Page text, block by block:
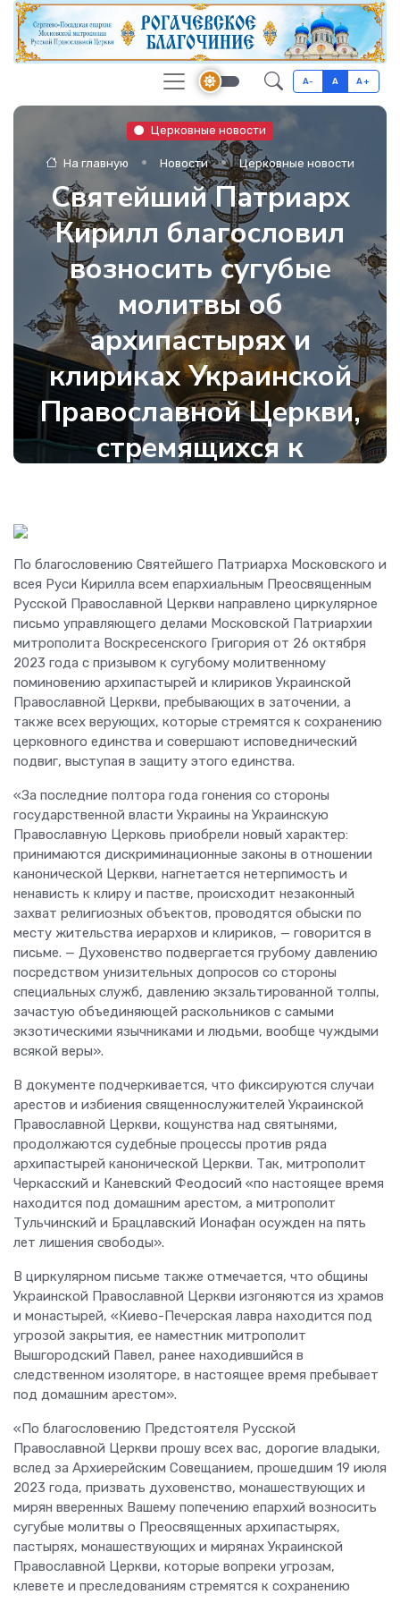
A- A A+
Церковные новости
На главную Новости Церковные новости
Святейший Патриарх
Кирилл благословил
возносить сугубые
молитвы об
архипастырях и
клириках Украинской
Православной Церкви,
стремящихся к
По благословению Святейшего Патриарха Московского и
всея Руси Кирилла всем епархиальным Преосвященным
Русской Православной Церкви направлено циркулярное
письмо управляющего делами Московской Патриархии
митрополита Воскресенского Григория от 26 октября
2023 года с призывом к сугубому молитвенному
поминовению архипастырей и клириков Украинской
Православной Церкви, пребывающих в заточении, а
также всех верующих, которые стремятся к сохранению
церковного единства и совершают исповеднический
подвиг, выступая в защиту этого единства.
«За последние полтора года гонения со стороны
государственной власти Украины на Украинскую
Православную Церковь приобрели новый характер:
принимаются дискриминационные законы в отношении
канонической Церкви, нагнетается нетерпимость и
ненависть к клиру и пастве, происходит незаконный
захват религиозных объектов, проводятся обыски по
месту жительства иерархов и клириков, — говорится в
письме. — Духовенство подвергается грубому давлению
посредством унизительных допросов со стороны
специальных служб, давлению экзальтированной толпы,
зачастую объединяющей раскольников с самыми
экзотическими язычниками и людьми, вообще чуждыми
всякой веры».
В документе подчеркивается, что фиксируются случаи
арестов и избиения священнослужителей Украинской
Православной Церкви, кощунства над святынями,
продолжаются судебные процессы против ряда
архипастырей канонической Церкви. Так, митрополит
Черкасский и Каневский Феодосий «по настоящее время
находится под домашним арестом, а митрополит
Тульчинский и Брацлавский Ионафан осужден на пять
лет лишения свободы».
В циркулярном письме также отмечается, что общины
Украинской Православной Церкви изгоняются из храмов
и монастырей, «Киево-Печерская лавра находится под
угрозой закрытия, ее наместник митрополит
Вышгородский Павел, ранее находившийся в
следственном изоляторе, в настоящее время пребывает
под домашним арестом».
«По благословению Предстоятеля Русской
Православной Церкви прошу всех вас, дорогие владыки,
вслед за Архиерейским Совещанием, прошедшим 19 июля
2023 года, призвать духовенство, монашествующих и
мирян вверенных Вашему попечению епархий возносить
сугубые молитвы о Преосвященных архипастырях,
пастырях, монашествующих и мирянах Украинской
Православной Церкви, которые вопреки угрозам,
клевете и преследованиям стремятся к сохранению